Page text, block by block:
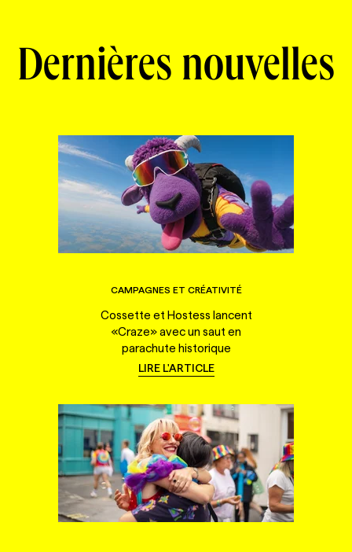
Dernières nouvelles
CAMPAGNES ET CRÉATIVITÉ
Cossette et Hostess lancent
«Craze» avec un saut en
parachute historique
LIRE L'ARTICLE